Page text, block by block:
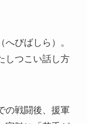
へびばしら）。
しつこい話し方
の戦闘後、援軍